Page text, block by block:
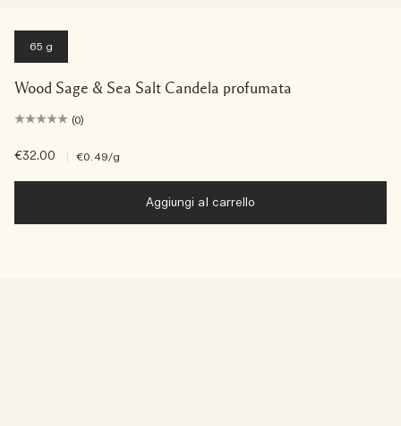
65 g
Wood Sage & Sea Salt Candela profumata
(0)
€32.00 €0.49/g
Aggiungi al carrello